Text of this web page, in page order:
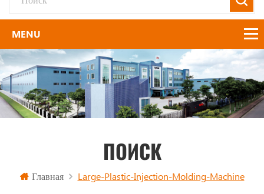
ПОИСК
Главная Large-Plastic-Injection-Molding-Machine